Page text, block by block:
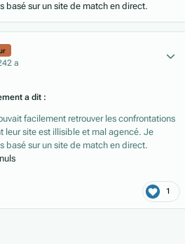
basé sur un site de match en direct.
2 a
a dit :
facilement retrouver les confrontations
leur site est illisible et mal agencé. Je
basé sur un site de match en direct.
1